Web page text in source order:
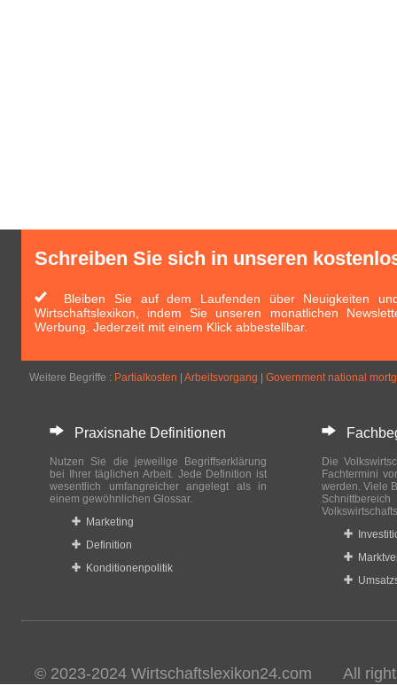
Schreiben Sie sich in unseren
Bleiben Sie auf dem Laufenden über Neuigkeiten
Wirtschaftslexikon, indem Sie unseren monatlichen
Werbung. Jederzeit mit einem Klick abbestellbar.
Weitere Begriffe : Partialkosten Arbeitsvorgang Government national
Praxisnahe Definitionen
Nutzen Sie die jeweilige Begriffserklärung
bei Ihrer täglichen Arbeit. Jede Definition ist
wesentlich umfangreicher angelegt als in
einem gewöhnlichen Glossar.
Marketing
Definition
Konditionenpolitik
Die
Fachtermini
werden. Viele
© 2023-2024 Wirtschaftslexikon24.com All